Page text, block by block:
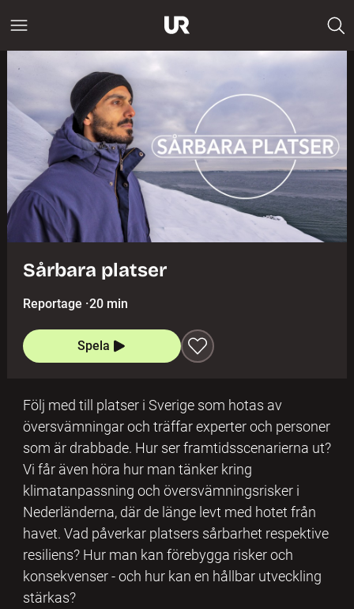
Sårbara platser
Reportage ·20 min
Spela
Följ med till platser i Sverige som hotas av
översvämningar och träffar experter och personer
som är drabbade. Hur ser framtidsscenarierna ut?
Vi får även höra hur man tänker kring
klimatanpassning och översvämningsrisker i
Nederländerna, där de länge levt med hotet från
havet. Vad påverkar platsers sårbarhet respektive
resiliens? Hur man kan förebygga risker och
konsekvenser - och hur kan en hållbar utveckling
stärkas?